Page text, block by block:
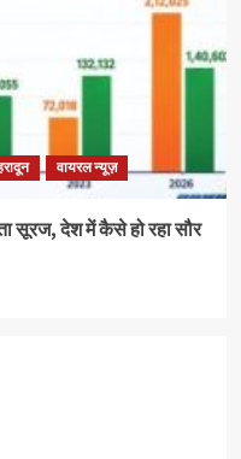
वायरल न्यूज़
सूरज, देश में कैसे हो रहा सौर